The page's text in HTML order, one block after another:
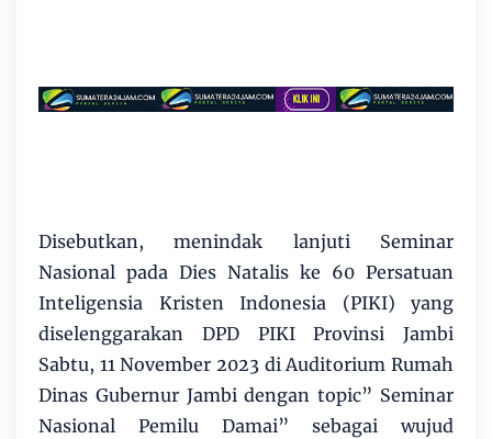
Disebutkan, menindak lanjuti Seminar
Nasional pada Dies Natalis ke 60 Persatuan
Inteligensia Kristen Indonesia (PIKI) yang
diselenggarakan DPD PIKI Provinsi Jambi
Sabtu, 11 November 2023 di Auditorium Rumah
Dinas Gubernur Jambi dengan topic” Seminar
Nasional Pemilu Damai” sebagai wujud